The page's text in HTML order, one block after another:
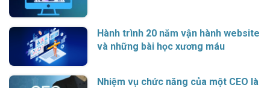
Hành trình 20 năm vận hành website
và những bài học xương máu
Nhiệm vụ chức năng của một CEO là